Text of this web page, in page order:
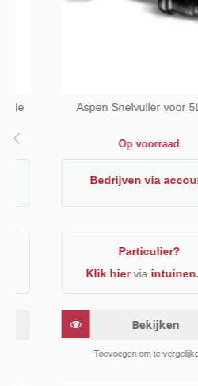
FELCO 2/3 Bovenmes
Op voorraad
Bedrijvenvia account
Particulier?
Klik hierviaintuinen.nl.
Bekijken
Toevoegen om te vergelijken